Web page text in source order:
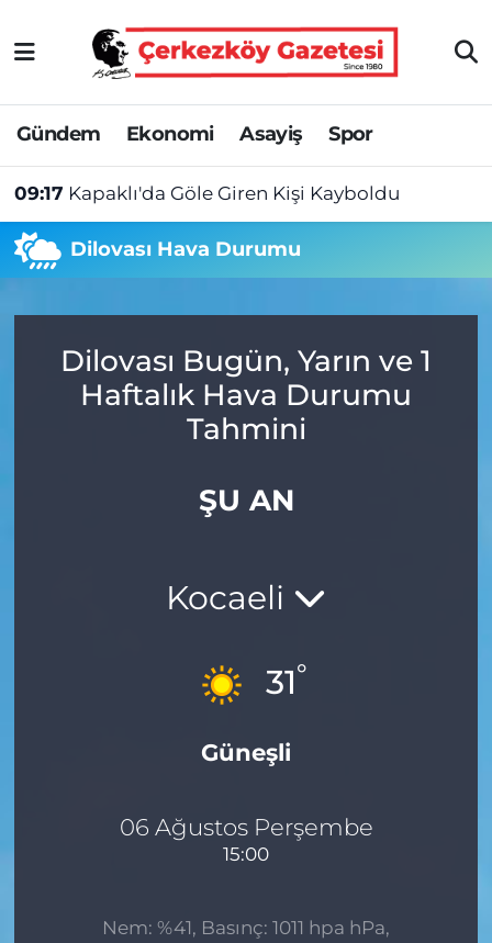
Gündem Ekonomi Asayiş Spor
09:17 Kapaklı'da Göle Giren Kişi Kayboldu
Dilovası Hava Durumu
Dilovası Bugün, Yarın ve 1
Haftalık Hava Durumu
Tahmini
ŞU AN
Kocaeli
31°
Güneşli
06 Ağustos Perşembe
15:00
Nem: %41, Basınç: 1011 hpa hPa,
Asayiş
Ekonomi
Gündem
Haber
Manşet
Topluluk Kuralları
Tekirdağ Nöbetçi Eczaneler
Tekirdağ Hava Durumu
Tekirdağ Namaz Vakitleri
Tekirdağ Trafik Yoğunluk Haritası
Tüm Manşetler
Son Dakika Haberleri